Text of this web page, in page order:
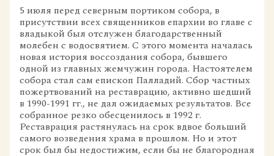
5 июля перед северным портиком собора, в
присутствии всех священников епархии во главе с
владыкой был отслужен благодарственный
молебен с водосвятием. С этого момента началась
новая история воссоздания собора, бывшего
одной из главных жемчужин города. Настоятелем
собора стал сам епископ Палладий. Сбор частных
пожертвований на реставрацию, активно шедший
в 1990-1991 гг., не дал ожидаемых результатов. Все
собранное резко обесценилось в 1992 г.
Реставрация растянулась на срок вдвое больший
самого возведения храма в прошлом. Но и этот
срок был бы недостижим, если бы не благородная